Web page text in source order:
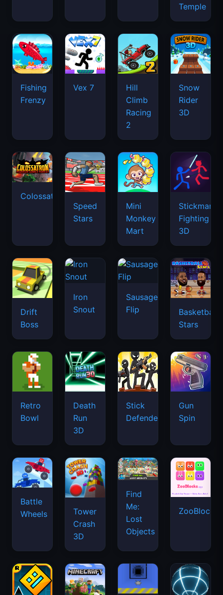
Temple
Fishing
Frenzy
Vex 7
Hill
Climb
Racing
2
Snow
Rider
3D
Colossatron
Speed
Stars
Mini
Monkey
Mart
Stickman
Fighting
3D
Drift
Boss
Iron
Snout
Sausage
Flip
Basketball
Stars
Retro
Bowl
Death
Run
3D
Stick
Defenders
Gun
Spin
Battle
Wheels
Tower
Crash
3D
Find
Me:
Lost
Objects
ZooBlocks